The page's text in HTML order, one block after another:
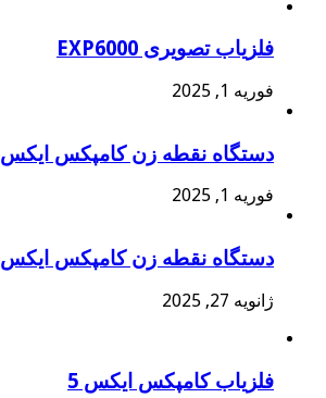
فلزیاب تصویری EXP6000
فوریه 1, 2025
دستگاه نقطه زن کامپکس ایکس5
فوریه 1, 2025
دستگاه نقطه زن کامپکس ایکس5
ژانویه 27, 2025
فلزیاب کامپکس ایکس 5